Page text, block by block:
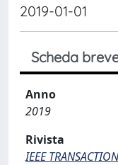
2019-01-01
Scheda
Anno
2019
Rivista
IEEE